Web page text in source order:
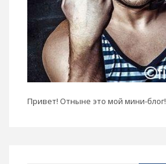
Привет! Отныне это мой мини-блог!